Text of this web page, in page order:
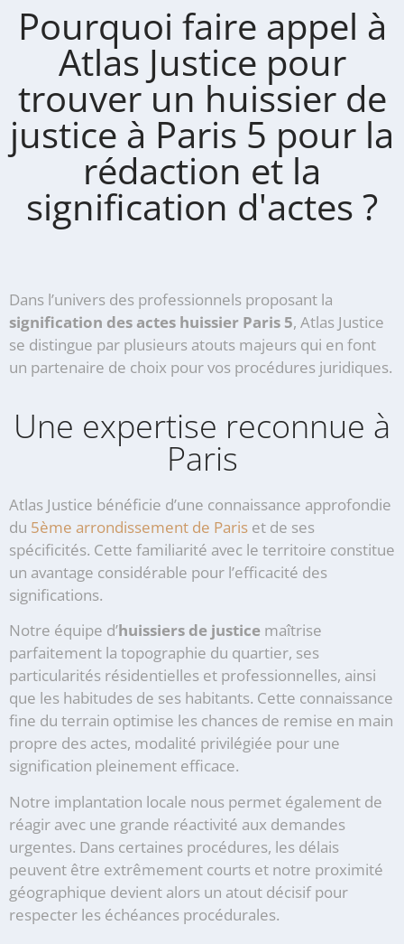
Pourquoi faire appel à
Atlas Justice pour
trouver un huissier de
justice à Paris 5 pour la
rédaction et la
signification d'actes ?
Dans l’univers des professionnels proposant la
signification des actes huissier Paris 5, Atlas Justice
se distingue par plusieurs atouts majeurs qui en font
un partenaire de choix pour vos procédures juridiques.
Une expertise reconnue à
Paris
Atlas Justice bénéficie d’une connaissance approfondie
du 5ème arrondissement de Paris et de ses
spécificités. Cette familiarité avec le territoire constitue
un avantage considérable pour l’efficacité des
significations.
Notre équipe d’huissiers de justice maîtrise
parfaitement la topographie du quartier, ses
particularités résidentielles et professionnelles, ainsi
que les habitudes de ses habitants. Cette connaissance
fine du terrain optimise les chances de remise en main
propre des actes, modalité privilégiée pour une
signification pleinement efficace.
Notre implantation locale nous permet également de
réagir avec une grande réactivité aux demandes
urgentes. Dans certaines procédures, les délais
peuvent être extrêmement courts et notre proximité
géographique devient alors un atout décisif pour
respecter les échéances procédurales.